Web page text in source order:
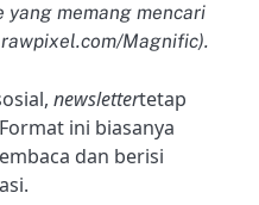
memang mencari
Magnific).
newslettertetap
ini biasanya
dan berisi